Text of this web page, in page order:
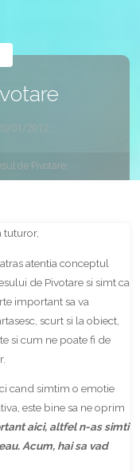
01/2012
de Pivotare
tuturor,
atentia conceptul
de Pivotare si simt ca
important sa va
scurt si la obiect,
si cum ne poate fi de
cand simtim o emotie
este bine sa ne oprim
aici, altfel n-as simti
Acum, hai sa vad